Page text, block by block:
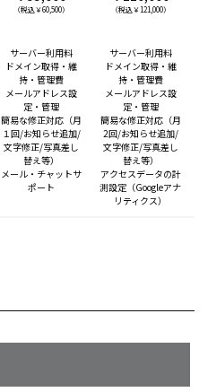
（税込￥60,500） （税込￥121,000）
サーバー利用料
ドメイン取得・維
持・管理費
メールアドレス設
定・管理
簡易な修正対応（月
１回/お知らせ追加/
文字修正/写真差し
替え等）
メール・チャットサ
ポート
サーバー利用料
ドメイン取得・維
持・管理費
メールアドレス設
定・管理
簡易な修正対応（月
2回/お知らせ追加/
文字修正/写真差し
替え等）
アクセスデータの計
測設定（Googleアナ
リティクス）